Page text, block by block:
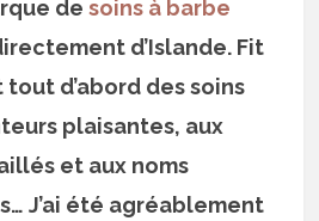
desoins à barbe
d’Islande. Fit
tout d’abord des soins
plaisantes, aux
et aux noms
J’ai été agréablement